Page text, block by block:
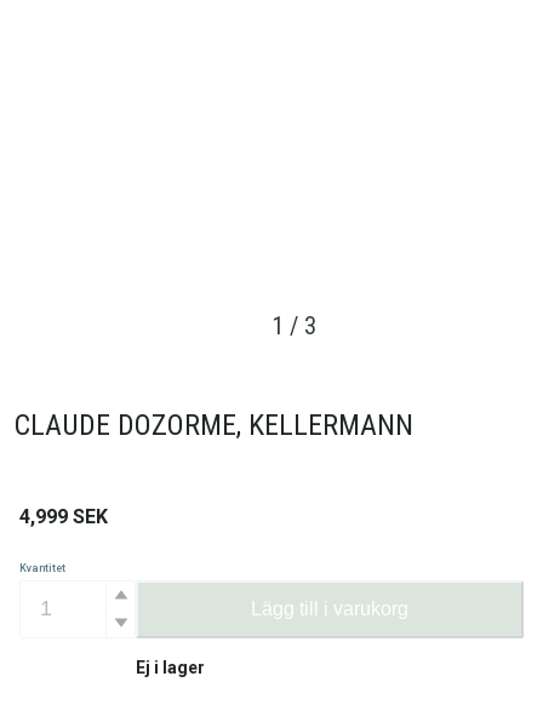
1 / 3
CLAUDE DOZORME, KELLERMANN
4,999 SEK
Kvantitet
Lägg till i varukorg
Ej i lager